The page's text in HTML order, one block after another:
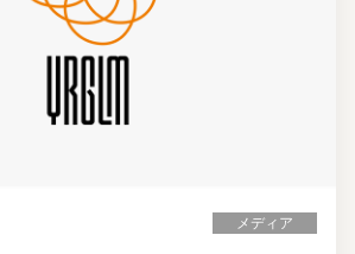
メディア